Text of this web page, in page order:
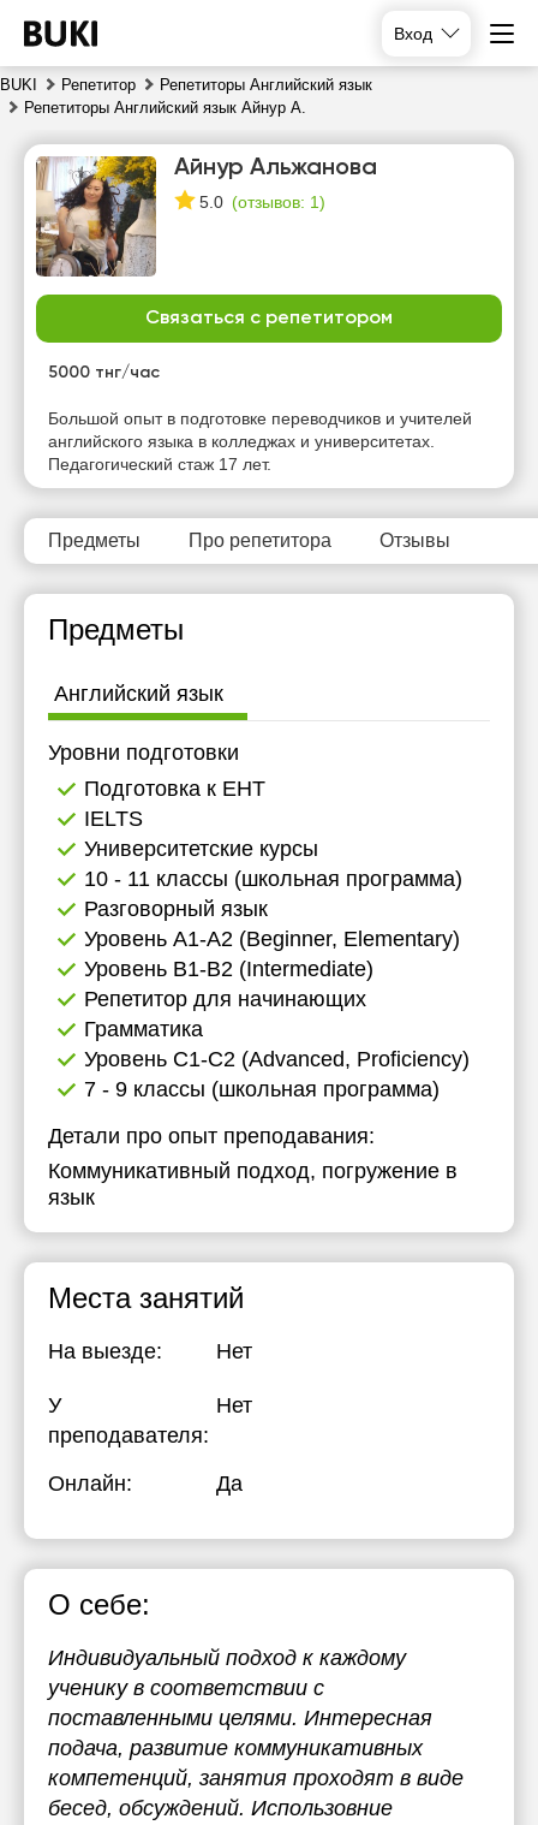
Вход
BUKI Репетитор
Репетиторы Английский язык
Репетиторы Английский язык Айнур А.
Айнур Альжанова
5.0 (отзывов: 1)
Связаться с репетитором
5000 тнг/час
Большой опыт в подготовке переводчиков и учителей
английского языка в колледжах и университетах.
Педагогический стаж 17 лет.
Предметы Про репетитора Отзывы
Предметы
Английский язык
Уровни подготовки
Подготовка к ЕНТ
IELTS
Университетские курсы
10 - 11 классы (школьная программа)
Разговорный язык
Уровень А1-А2 (Beginner, Elementary)
Уровень B1-B2 (Intermediate)
Репетитор для начинающих
Грамматика
Уровень C1-C2 (Advanced, Proficiency)
7 - 9 классы (школьная программа)
Детали про опыт преподавания:
Коммуникативный подход, погружение в
язык
Места занятий
На выезде: Нет
У
преподавателя:
Нет
Онлайн: Да
О себе:
Индивидуальный подход к каждому
ученику в соответствии с
поставленными целями. Интересная
подача, развитие коммуникативных
компетенций, занятия проходят в виде
бесед, обсуждений. Использовние
сб
вс
20:30
21:00
10:00
10:30
11:00
11:30
13:00
13:30
14:00
15:00
16:00
16:30
17:00
19:30
21:00
Нет
свободных
Нет
свободных